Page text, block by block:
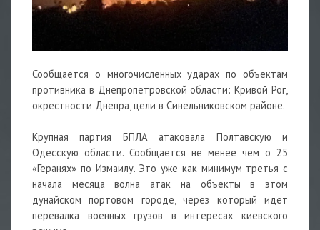
Сообщается о многочисленных ударах по объектам
противника в Днепропетровской области: Кривой Рог,
окрестности Днепра, цели в Синельниковском районе.
Крупная партия БПЛА атаковала Полтавскую и
Одесскую области. Сообщается не менее чем о 25
«Геранях» по Измаилу. Это уже как минимум третья с
начала месяца волна атак на объекты в этом
дунайском портовом городе, через который идёт
перевалка военных грузов в интересах киевского